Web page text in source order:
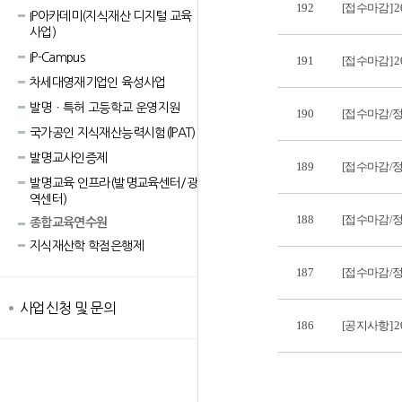
IP아카데미(지식재산 디지털 교육
사업)
IP-Campus
차세대영재기업인 육성사업
발명ㆍ특허 고등학교 운영지원
국가공인 지식재산능력시험(lPAT)
발명교사인증제
발명교육 인프라(발명교육센터/광
역센터)
종합교육연수원
지식재산학 학점은행제
사업신청 및 문의
192 [접수마감]
191 [접수마감]
190 [접수마감/
189 [접수마감/
188 [접수마감/
187 [접수마감/
186 [공지사항]